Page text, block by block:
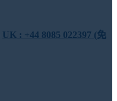
UK : +44 8085 022397 (免